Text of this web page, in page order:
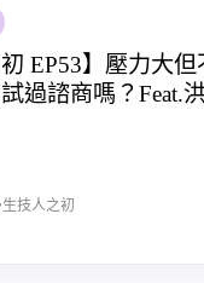
初 EP53】壓力大
過諮商嗎？Feat.
生技人之初